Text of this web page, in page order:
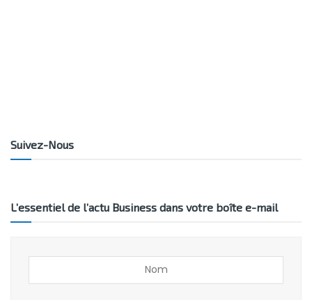
Suivez-Nous
L’essentiel de l’actu Business dans votre boîte e-mail